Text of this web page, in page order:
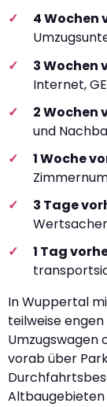
4 Wochen
3 Wochen
Internet,
2 Wochen
und
1 Woche
3 Tage
1 Tag
In Wuppertal
teilweise
Umzugswagen
vorab über
Altbaugebieten